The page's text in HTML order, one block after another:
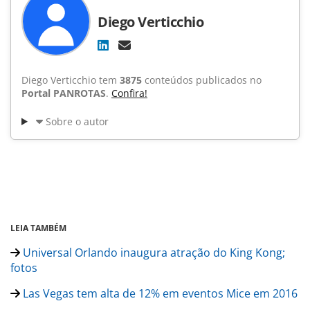
Diego Verticchio
Diego Verticchio tem 3875 conteúdos publicados no
Portal PANROTAS. Confira!
Sobre o autor
LEIA TAMBÉM
Universal Orlando inaugura atração do King Kong;
fotos
Las Vegas tem alta de 12% em eventos Mice em 2016